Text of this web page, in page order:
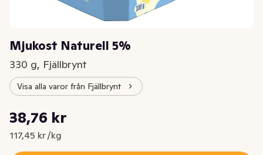
Mjukost Naturell 5%
330 g, Fjällbrynt
Visa alla varor från Fjällbrynt
Nuvarande pris är: 38,76 kr
38,76 kr
117,45 kr /kg
Styckpris: 117,45 kr /kg